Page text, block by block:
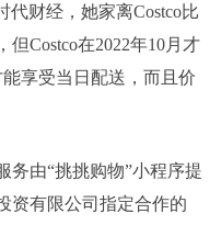
代财经，她家离Costco比
Costco在2022年10月才
享受当日配送，而且价
务由“挑挑购物”小程序提
资有限公司指定合作的